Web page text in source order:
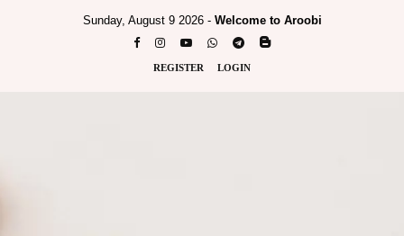
Sunday, August 9 2026 - Welcome to Aroobi
REGISTER LOGIN